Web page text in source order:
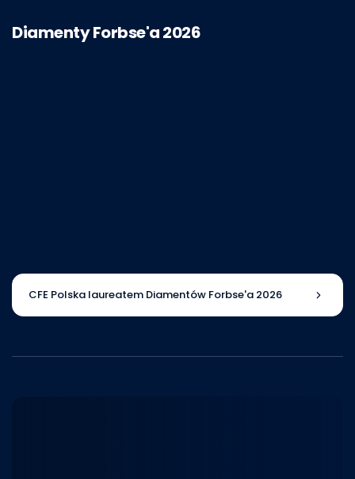
Diamenty Forbse'a 2026
CFE Polska laureatem Diamentów Forbse'a 2026